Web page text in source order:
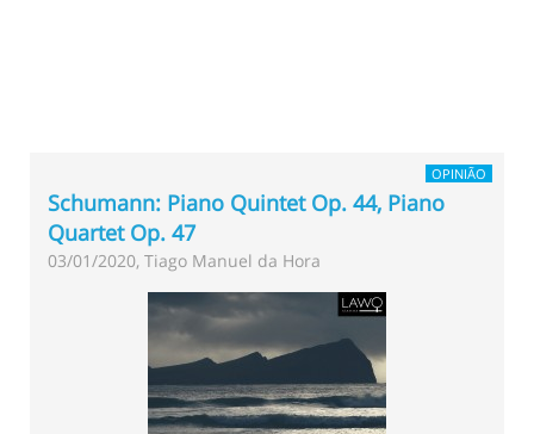
OPINIÃO
Schumann: Piano Quintet Op. 44, Piano
Quartet Op. 47
03/01/2020, Tiago Manuel da Hora